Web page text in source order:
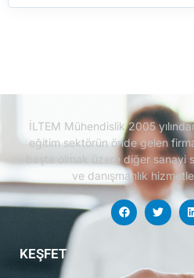
İLTEM Mühendislik 2005
eğitim sektörün önde gelen
başta olmak üzere diğer sanayi
ve danışmanlık
KEŞFET